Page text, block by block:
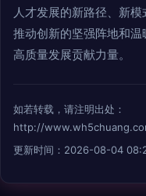
人才发展的新路径、新模
推动创新的坚强阵地和
高质量发展贡献力量。
如若转载，请注明出处：
http://
更新时间：2026-08-04